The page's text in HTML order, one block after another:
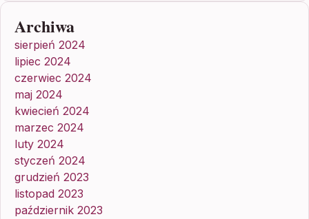
Archiwa
sierpień 2024
lipiec 2024
czerwiec 2024
maj 2024
kwiecień 2024
marzec 2024
luty 2024
styczeń 2024
grudzień 2023
listopad 2023
październik 2023